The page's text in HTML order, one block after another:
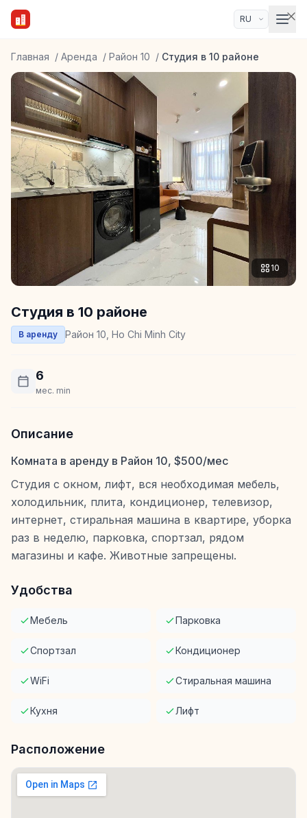
Главная / Аренда / Район 10 / Студия в 10 районе
10
Студия в 10 районе
В аренду Район 10, Ho Chi Minh City
6
мес. min
Описание
Комната в аренду в Район 10, $500/мес
Студия с окном, лифт, вся необходимая мебель,
холодильник, плита, кондиционер, телевизор,
интернет, стиральная машина в квартире, уборка
раз в неделю, парковка, спортзал, рядом
магазины и кафе. Животные запрещены.
Удобства
Мебель Парковка
Спортзал Кондиционер
WiFi Стиральная машина
Кухня Лифт
Расположение